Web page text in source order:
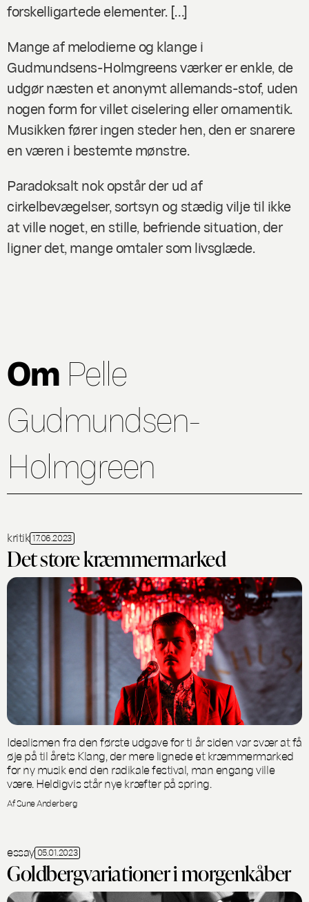
forskelligartede elementer. […]
Mange af melodierne og klange i
Gudmundsens-Holmgreens værker er enkle, de
udgør næsten et anonymt allemands-stof, uden
nogen form for villet ciselering eller ornamentik.
Musikken fører ingen steder hen, den er snarere
en væren i bestemte mønstre.
Paradoksalt nok opstår der ud af
cirkelbevægelser, sortsyn og stædig vilje til ikke
at ville noget, en stille, befriende situation, der
ligner det, mange omtaler som livsglæde.
Om Pelle
Gudmundsen-
Holmgreen
kritik 17.06.2023
Det store kræmmermarked
Idealismen fra den første udgave for ti år siden var svær at få
øje på til årets Klang, der mere lignede et kræmmermarked
for ny musik end den radikale festival, man engang ville
være. Heldigvis står nye kræfter på spring.
Af Sune Anderberg
essay 05.01.2023
Goldbergvariationer i morgenkåber